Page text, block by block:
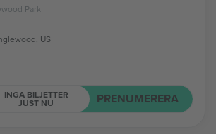
Park
US
INGA BILJETTER
JUST NU PRENUMERERA